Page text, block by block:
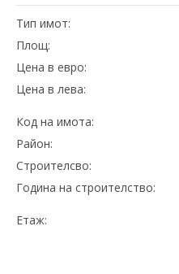
Тип имот:
Площ:
Цена в евро:
Цена в лева:
Код на имота:
Район:
Строителсво:
Година на строителство:
Етаж: